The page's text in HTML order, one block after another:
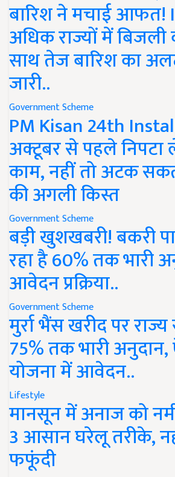
बारिश ने मचाई आफत!
अधिक राज्यों में
साथ तेज बारिश का
जारी..
Government Scheme
PM Kisan 24th
अक्टूबर से पहले निपटा
काम, नहीं तो अटक
की अगली किस्त
Government Scheme
बड़ी खुशखबरी! बकरी
रहा है 60% तक भारी
आवेदन प्रक्रिया..
Government Scheme
मुर्रा भैंस खरीद पर
75% तक भारी
योजना में आवेदन..
Lifestyle
मानसून में अनाज को
3 आसान घरेलू तरीके,
फफूंदी